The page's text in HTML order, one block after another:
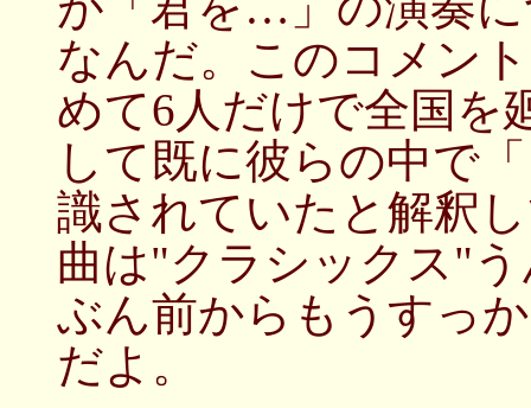
なんだ。このコメン
めて6人だけで全国を
して既に彼らの中で
識されていたと解釈
曲は"クラシックス"
ぶん前からもうすっ
だよ。